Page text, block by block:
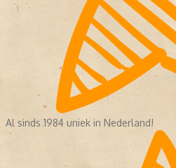
Al sinds 1984 uniek in Nederland!